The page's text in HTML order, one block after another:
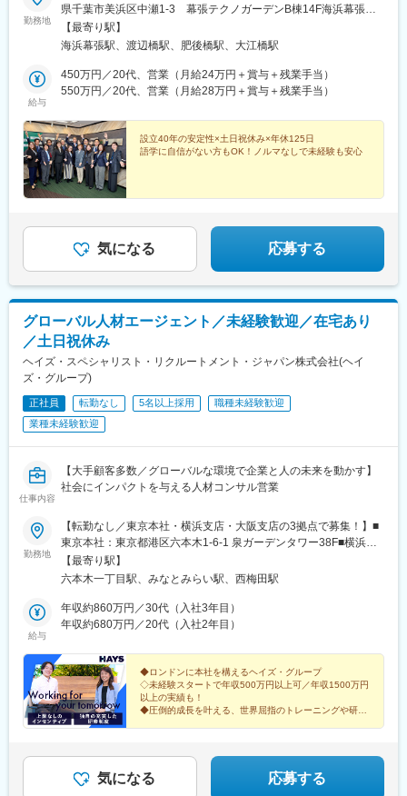
勤務地
県千葉市美浜区中瀬1-3 幕張テクノガーデンB棟14F海浜幕張駅
徒歩5分【大阪営業所】〒530-0005 大阪府大阪市北区中之島2-
3-18 中之島フェスティバルタワー16F肥後橋駅・渡辺橋駅直結※
【最寄り駅】
海浜幕張駅、渡辺橋駅、肥後橋駅、大江橋駅
給与
450万円／20代、営業（月給24万円＋賞与＋残業手当）
550万円／20代、営業（月給28万円＋賞与＋残業手当）
設立40年の安定性×土日祝休み×年休125日
語学に自信がない方もOK！ノルマなしで未経験も安心
気になる 応募する
グローバル人材エージェント／未経験歓迎／在宅あり
／土日祝休み
ヘイズ・スペシャリスト・リクルートメント・ジャパン株式会社(ヘイ
ズ・グループ)
正社員 転勤なし 5名以上採用
職種未経験歓迎
業種未経験歓迎
仕事内容
【大手顧客多数／グローバルな環境で企業と人の未来を動かす】
社会にインパクトを与える人材コンサル営業
勤務地
【転勤なし／東京本社・横浜支店・大阪支店の3拠点で募集！】■
東京本社：東京都港区六本木1-6-1 泉ガーデンタワー38F■横浜支
店：神奈川県横浜市西区みなとみらい2-3-1 クイーンズタワーA
4F■大阪支店：大阪府大阪市北区梅田2-2-2 ヒルトンプラザウエス
南北線 「六本木一丁目駅」 直結東京メトロ 各線 「溜池山王駅」
より約7分＜横浜支店＞みなとみらい線「みなとみらい駅」直結
田駅」北改札口よりすぐ阪神「梅田駅」西改札口よりすぐ御堂筋
線「梅田駅」南改札口より約5分 JR「大阪駅」「北新地駅」より
約2分 ※ご希望されない場合、転勤・転居はありません※U・Iター
ン歓迎※受動喫煙対策：オフィス内禁煙、屋外喫煙可能場所あり
【最寄り駅】
六本木一丁目駅、みなとみらい駅、西梅田駅
給与
年収約860万円／30代（入社3年目）
年収約680万円／20代（入社2年目）
◆ロンドンに本社を構えるヘイズ・グループ
◇未経験スタートで年収500万円以上可／年収1500万円
以上の実績も！
◆圧倒的成長を叶える、世界屈指のトレーニングや研修
気になる 応募する